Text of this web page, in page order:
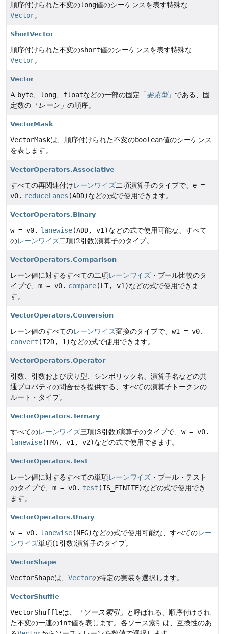
順序付けられた不変のlong値のシーケンスを表す特殊な
Vector。
ShortVector
順序付けられた不変のshort値のシーケンスを表す特殊な
Vector。
Vector
A byte long floatなどの一部の固定 「 要素型」 である、固
定数の 「レーン」 の順序。
VectorMask
VectorMaskは、順序付けられた不変のboolean値のシーケンス
を表します。
VectorOperators.Associative
すべての再関連付けレーンワイズ二項演算子のタイプで、 e =
v0. reduceLanes (ADD)などの式で使用できます。
VectorOperators.Binary
w = v0. lanewise(ADD, v1)などの式で使用可能な、すべて
のレーンワイズ二項(2引数)演算子のタイプ。
VectorOperators.Comparison
レーン値に対するすべての二項レーンワイズ ・ブール比較のタ
イプで、 m = v0. compare(LT, v1)などの式で使用できま
す。
VectorOperators.Conversion
レーン値のすべてのレーンワイズ変換のタイプで、 w1 = v0.
convert (I2D, 1)などの式で使用できます。
VectorOperators.Operator
引数、引数および戻り型、シンボリック名、演算子名などの共
通プロパティの問合せを提供する、すべての演算子トークンの
ルート・タイプ。
VectorOperators.Ternary
すべてのレーンワイズ三項(3引数)演算子のタイプで、 w = v0.
lanewise(FMA, v1, v2)などの式で使用できます。
VectorOperators.Test
レーン値に対するすべての単項レーンワイズ ・ブール・テスト
のタイプで、 m = v0. test (IS_FINITE)などの式で使用でき
ます。
VectorOperators.Unary
w = v0. lanewise(NEG)などの式で使用可能な、すべてのレー
ンワイズ単項(1引数)演算子のタイプ。
VectorShape
VectorShapeは、 Vectorの特定の実装を選択します。
VectorShuffle
VectorShuffleは、 「ソース索引」 と呼ばれる、順序付けされ
た不変の一連のint値を表します。各ソース索引は、互換性のあ